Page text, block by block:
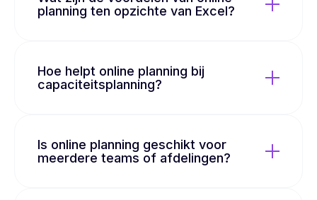
planning ten opzichte van Excel?
Hoe helpt online planning bij
capaciteitsplanning?
Is online planning geschikt voor
meerdere teams of afdelingen?